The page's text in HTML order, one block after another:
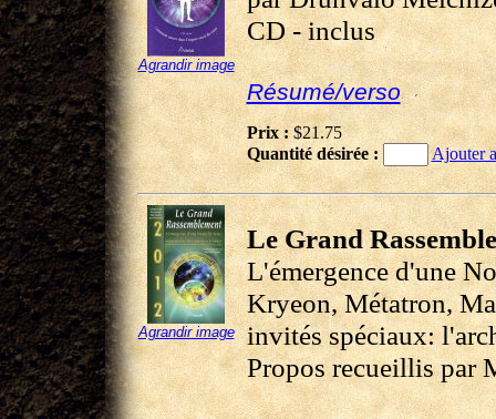
Agrandir image
CD - inclus
Résumé/verso
Prix :$21.75
Quantité désirée :
Ajouter
Agrandir image
Le Grand
L'émergence d'une
Kryeon, Métatron,
invités spéciaux:
Propos recueillis par